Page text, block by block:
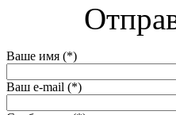
Ваше имя (*)
Ваш e-mail (*)